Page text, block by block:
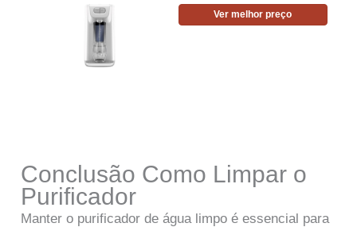
Ver melhor preço
Conclusão Como Limpar o
Purificador
Manter o purificador de água limpo é essencial para